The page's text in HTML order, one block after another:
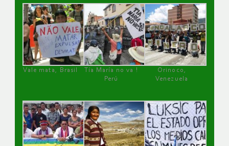
Vale mata, Brasil
Tía María no va !
Perú
Orinoco,
Venezuela